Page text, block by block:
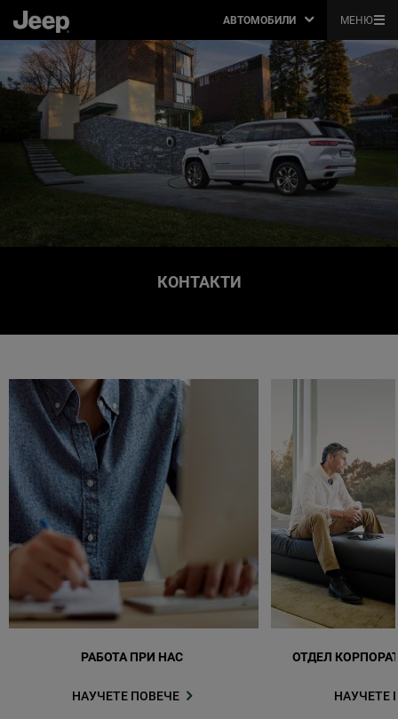
АВТОМОБИЛИ МЕНЮ
КОНТАКТИ
РАБОТА ПРИ НАС
НАУЧЕТЕ ПОВЕЧЕ
ОТДЕЛ
НАУЧЕТЕ